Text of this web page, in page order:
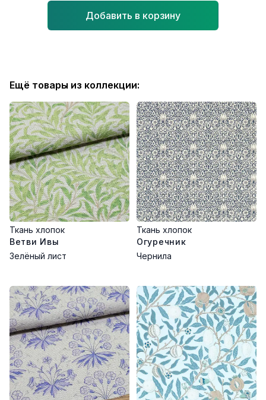
Добавить в корзину
Ещё товары из коллекции:
Ткань хлопок
Ветви Ивы
Зелёный лист
Ткань хлопок
Огуречник
Чернила